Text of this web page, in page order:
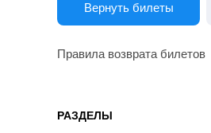
Вернуть билеты
Правила возврата билетов
РАЗДЕЛЫ